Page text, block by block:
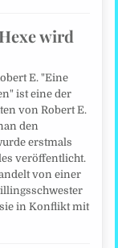
wird
E. "Eine
ist eine der
von Robert E.
den
erstmals
veröffentlicht.
von einer
sie in Konflikt mit